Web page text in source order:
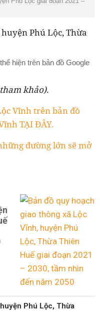
hiện trên bản đồ Google
khảo).
Vĩnh trên bản đồ
TẠI ĐÂY.
đường lớn sẽ mở
Phú Lộc, Thừa